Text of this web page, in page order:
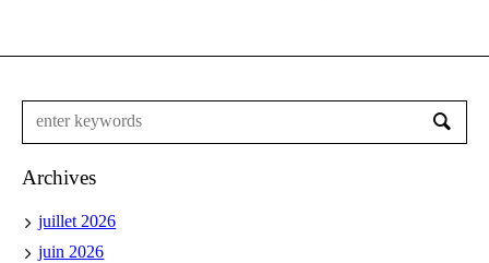
Archives
juillet 2026
juin 2026